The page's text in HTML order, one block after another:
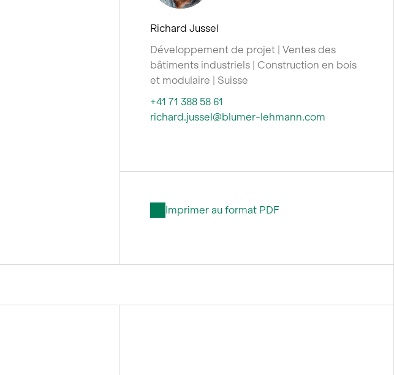
Richard Jussel
Développement de projet | Ventes des
bâtiments industriels | Construction en bois
et modulaire | Suisse
+41 71 388 58 61
richard.jussel@blumer-lehmann.com
Imprimer au format PDF